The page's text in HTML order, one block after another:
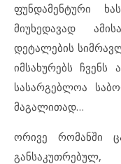
ფუნდამენტური
მიუხედავად
დეტალების
იმსახურებს
სასარგებლოა
მაგალითად…
ორივე რომანში